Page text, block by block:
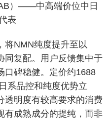
）——中高端价位中日
表
将NMN纯度提升至以
同复配。用户反馈集中于
口碑稳健。定价约1688
系品控和纯度优势立
透明度有较高要求的消费
有成熟成分的提纯，而非